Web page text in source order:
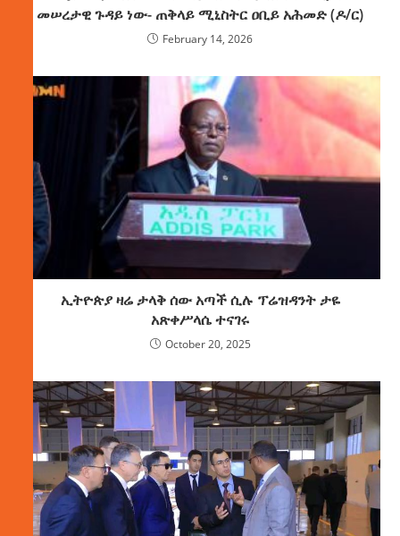
መሠረታዊ ጉዳይ ነው- ጠቅላይ ሚኒስትር ዐቢይ አሕመድ (ዶ/ር)
February 14, 2026
ኢትዮጵያ ዛሬ ታላቅ ሰው አጣች ሲሉ ፕሬዝዳንት ታዬ
አጽቀሥላሴ ተናገሩ
October 20, 2025